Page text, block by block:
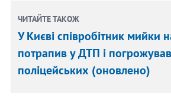
ЧИТАЙТЕ ТАКОЖ
У Києві співробітник мийки
потрапив у ДТП і
поліцейських (оновлено)